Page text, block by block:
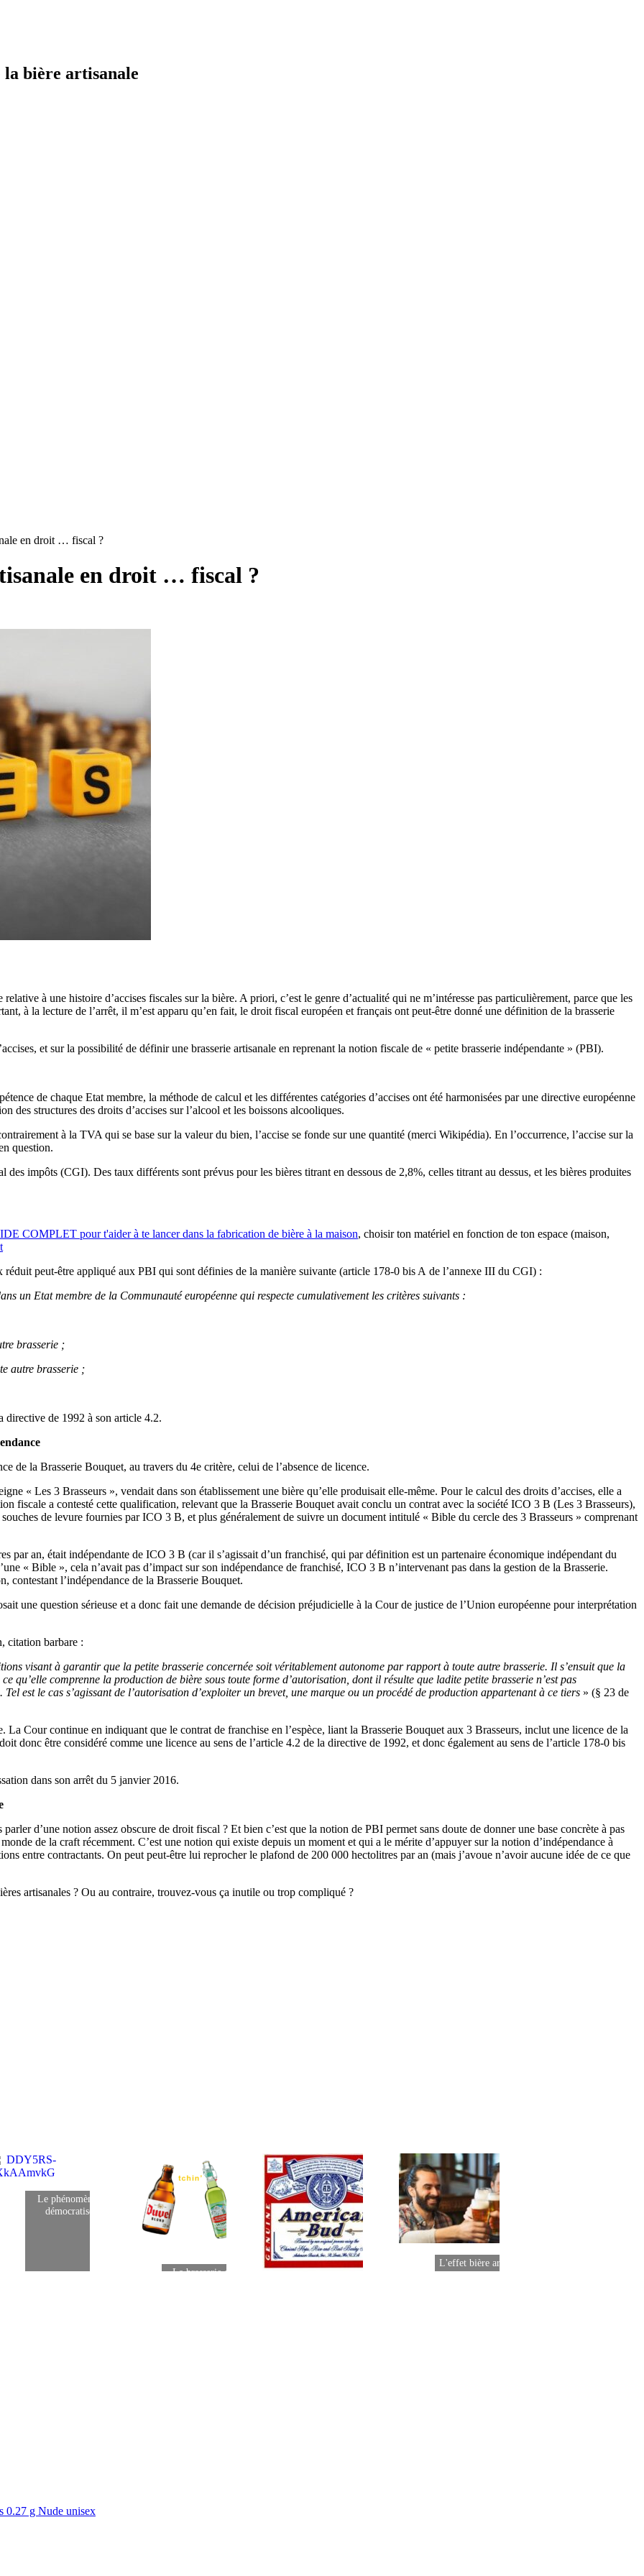
la bière artisanale
en droit … fiscal ?
en droit … fiscal ?
à une histoire d’accises fiscales sur la bière. A priori, c’est le genre d’actualité qui ne m’intéresse pas particulièrement, parce que les
à la lecture de l’arrêt, il m’est apparu qu’en fait, le droit fiscal européen et français ont peut-être donné une définition de la brasserie
et sur la possibilité de définir une brasserie artisanale en reprenant la notion fiscale de « petite brasserie indépendante » (PBI).
de chaque Etat membre, la méthode de calcul et les différentes catégories d’accises ont été harmonisées par une directive européenne
structures des droits d’accises sur l’alcool et les boissons alcooliques.
à la TVA qui se base sur la valeur du bien, l’accise se fonde sur une quantité (merci Wikipédia). En l’occurrence, l’accise sur la
question.
des impôts (CGI). Des taux différents sont prévus pour les bières titrant en dessous de 2,8%, celles titrant au dessus, et les bières produites
COMPLET pour t'aider à te lancer dans la fabrication de bière à la maison, choisir ton matériel en fonction de ton espace (maison,
réduit peut-être appliqué aux PBI qui sont définies de la manière suivante (article 178-0 bis A de l’annexe III du CGI) :
un Etat membre de la Communauté européenne qui respecte cumulativement les critères suivants :
brasserie ;
autre brasserie ;
directive de 1992 à son article 4.2.
de la Brasserie Bouquet, au travers du 4e critère, celui de l’absence de licence.
« Les 3 Brasseurs », vendait dans son établissement une bière qu’elle produisait elle-même. Pour le calcul des droits d’accises, elle a
fiscale a contesté cette qualification, relevant que la Brasserie Bouquet avait conclu un contrat avec la société ICO 3 B (Les 3 Brasseurs),
de levure fournies par ICO 3 B, et plus généralement de suivre un document intitulé « Bible du cercle des 3 Brasseurs » comprenant
par an, était indépendante de ICO 3 B (car il s’agissait d’un franchisé, qui par définition est un partenaire économique indépendant du
« Bible », cela n’avait pas d’impact sur son indépendance de franchisé, ICO 3 B n’intervenant pas dans la gestion de la Brasserie.
contestant l’indépendance de la Brasserie Bouquet.
une question sérieuse et a donc fait une demande de décision préjudicielle à la Cour de justice de l’Union européenne pour interprétation
citation barbare :
visant à garantir que la petite brasserie concernée soit véritablement autonome par rapport à toute autre brasserie. Il s’ensuit que la
qu’elle comprenne la production de bière sous toute forme d’autorisation, dont il résulte que ladite petite brasserie n’est pas
est le cas s’agissant de l’autorisation d’exploiter un brevet, une marque ou un procédé de production appartenant à ce tiers » (§ 23 de
Cour continue en indiquant que le contrat de franchise en l’espèce, liant la Brasserie Bouquet aux 3 Brasseurs, inclut une licence de la
donc être considéré comme une licence au sens de l’article 4.2 de la directive de 1992, et donc également au sens de l’article 178-0 bis
dans son arrêt du 5 janvier 2016.
d’une notion assez obscure de droit fiscal ? Et bien c’est que la notion de PBI permet sans doute de donner une base concrète à pas
de la craft récemment. C’est une notion qui existe depuis un moment et qui a le mérite d’appuyer sur la notion d’indépendance à
entre contractants. On peut peut-être lui reprocher le plafond de 200 000 hectolitres par an (mais j’avoue n’avoir aucune idée de ce que
artisanales ? Ou au contraire, trouvez-vous ça inutile ou trop compliqué ?
Le phénomène « Indie » se
démocratise pour les…
La brasserie du Mont-Blanc
L'effet bière artisanale porte la
croissance…
g Nude unisex